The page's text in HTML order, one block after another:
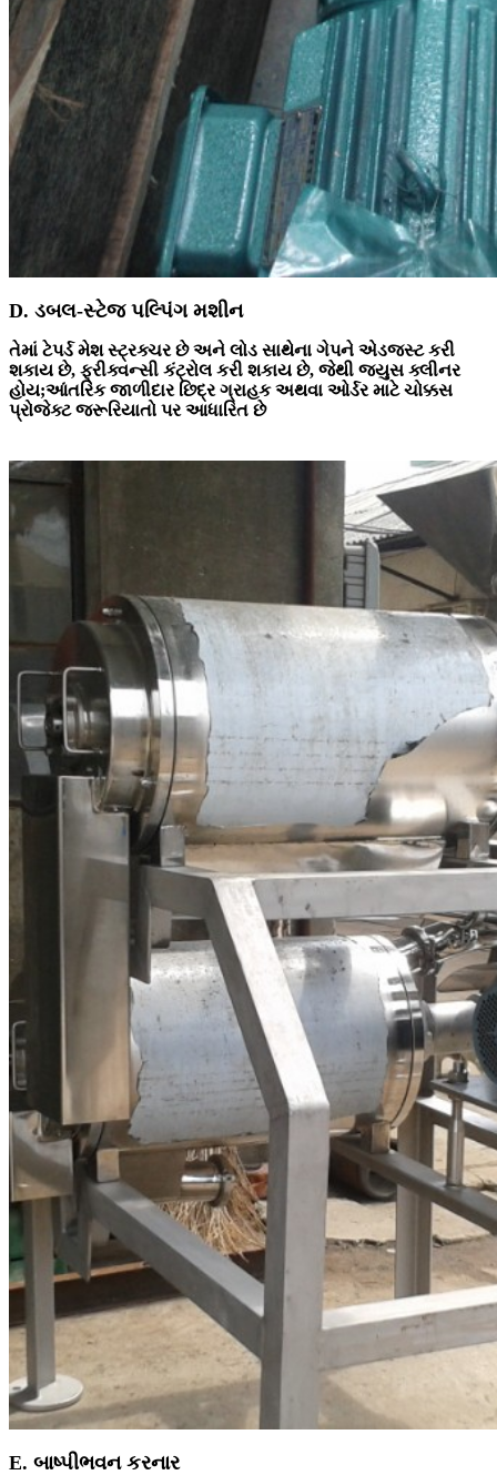
D. ડબલ-સ્ટેજ પલ્પિંગ મશીન
તેમાં ટેપર્ડ મેશ સ્ટ્રક્ચર છે અને લોડ સાથેના ગેપને એડજસ્ટ કરી
શકાય છે, ફ્રીક્વન્સી કંટ્રોલ કરી શકાય છે, જેથી જ્યુસ ક્લીનર
હોય;આંતરિક જાળીદાર છિદ્ર ગ્રાહક અથવા ઓર્ડર માટે ચોક્કસ
પ્રોજેક્ટ જરૂરિયાતો પર આધારિત છે
E. બાષ્પીભવન કરનાર